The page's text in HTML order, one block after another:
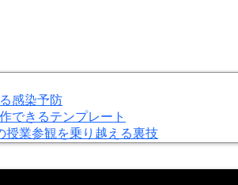
感染予防
できるテンプレート
授業参観を乗り越える裏技